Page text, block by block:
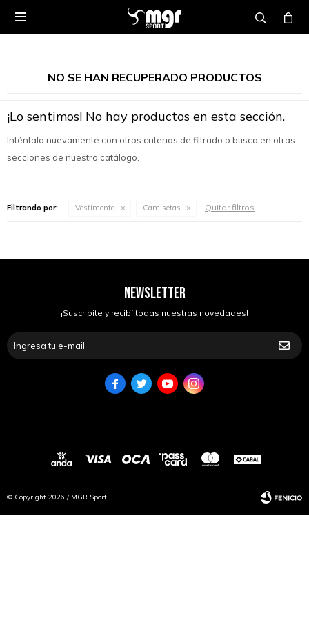

NO SE HAN RECUPERADO PRODUCTOS
¡Lo sentimos! No hay productos en esta sección.
Inténtalo nuevamente con otros criterios de filtrado o busca en otras
secciones de nuestro catálogo.
Filtrando por: Vestimenta Camisetas Quitar filtros
NEWSLETTER
¡Suscribite y recibí todas nuestras novedades!
   
© Copyright 2026 / MGR Sport